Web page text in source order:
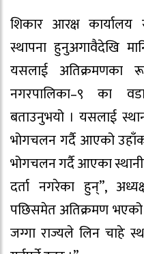
शिकार आरक्ष कार्यालय
स्थापना हुनुअगावैदेखि
यसलाई अतिक्रमणका
नगरपालिका–९ का
बताउनुभयो । यसलाई
भोगचलन गर्दै आएको
भोगचलन गर्दै आएका
दर्ता नगरेका हुन्”,
पछिसमेत अतिक्रमण
जग्गा राज्यले लिन चाहे